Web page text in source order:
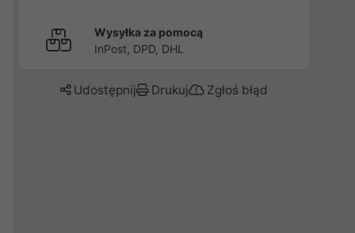
Wysyłka za pomocą
InPost, DPD, DHL
Udostępnij Drukuj Zgłoś błąd